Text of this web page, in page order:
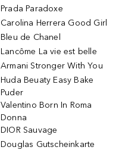
Prada Paradoxe
Carolina Herrera Good Girl
Bleu de Chanel
Lancôme La vie est belle
Armani Stronger With You
Huda Beuaty Easy Bake
Puder
Valentino Born In Roma
Donna
DIOR Sauvage
Douglas Gutscheinkarte